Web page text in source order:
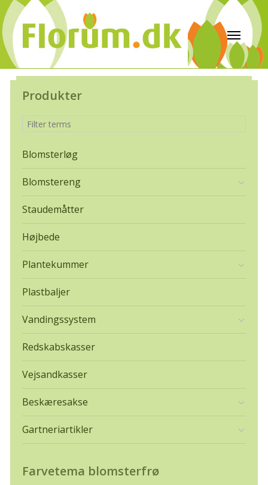
Produkter
Blomsterløg
Blomstereng
Staudemåtter
Højbede
Plantekummer
Plastbaljer
Vandingssystem
Redskabskasser
Vejsandkasser
Beskæresakse
Gartneriartikler
Farvetema blomsterfrø